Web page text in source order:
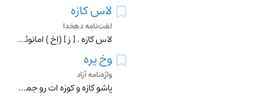
لاس کازه
لغت‌نامه دهخدا
لاس کازه . [ زِ ] (اِخ ) امانوئل ، کنت دو. مورخ فرانسوی . مولد قصر لاس کازس (هُت گارُن ). وی با ناپلئون بناپارت هنگام تبعید به سنت هلن همراه بود و خاطرات سنت هل
وخ یره
واژه‌نامه آزاد
پاشو کازه و کوزه ات رو جمع کن